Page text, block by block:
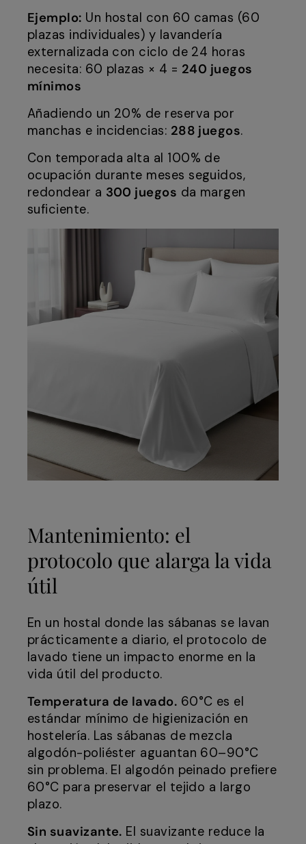
Ejemplo: Un hostal con 60 camas (60
plazas individuales) y lavandería
externalizada con ciclo de 24 horas
necesita: 60 plazas × 4 = 240 juegos
mínimos
Añadiendo un 20% de reserva por
manchas e incidencias: 288 juegos.
Con temporada alta al 100% de
ocupación durante meses seguidos,
redondear a 300 juegos da margen
suficiente.
Mantenimiento: el
protocolo que alarga la vida
útil
En un hostal donde las sábanas se lavan
prácticamente a diario, el protocolo de
lavado tiene un impacto enorme en la
vida útil del producto.
Temperatura de lavado. 60°C es el
estándar mínimo de higienización en
hostelería. Las sábanas de mezcla
algodón-poliéster aguantan 60–90°C
sin problema. El algodón peinado prefiere
60°C para preservar el tejido a largo
plazo.
Sin suavizante. El suavizante reduce la